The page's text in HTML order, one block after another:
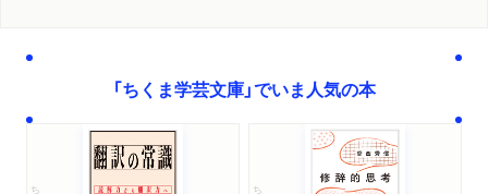
「ちくま学芸文庫」でいま人気の本